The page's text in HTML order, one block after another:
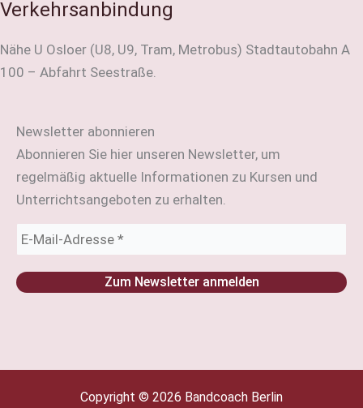
Verkehrsanbindung
Nähe U Osloer (U8, U9, Tram, Metrobus) Stadtautobahn A
100 – Abfahrt Seestraße.
Newsletter abonnieren
Abonnieren Sie hier unseren Newsletter, um
regelmäßig aktuelle Informationen zu Kursen und
Unterrichtsangeboten zu erhalten.
Copyright © 2026 Bandcoach Berlin